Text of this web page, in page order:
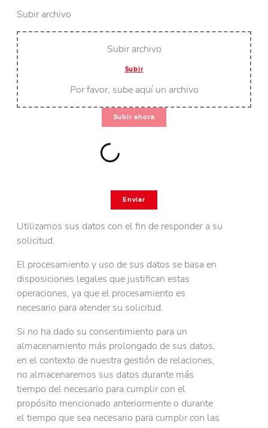
Subir archivo
Subir archivo
Subir
Por favor, sube aquí un archivo
Subir ahora
Enviar
Utilizamos sus datos con el fin de responder a su
solicitud.
El procesamiento y uso de sus datos se basa en
disposiciones legales que justifican estas
operaciones, ya que el procesamiento es
necesario para atender su solicitud.
Si no ha dado su consentimiento para un
almacenamiento más prolongado de sus datos,
en el contexto de nuestra gestión de relaciones,
no almacenaremos sus datos durante más
tiempo del necesario para cumplir con el
propósito mencionado anteriormente o durante
el tiempo que sea necesario para cumplir con las